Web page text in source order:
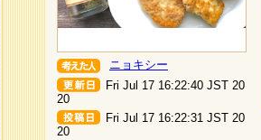
ニョキシー
Fri Jul 17 16:22:40 JST 20
20
Fri Jul 17 16:22:31 JST 20
20